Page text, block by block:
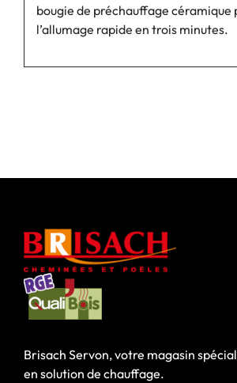
bougie de préchauffage céramique
l’allumage rapide en trois minutes.
Brisach Servon, votre magasin
en solution de chauffage.